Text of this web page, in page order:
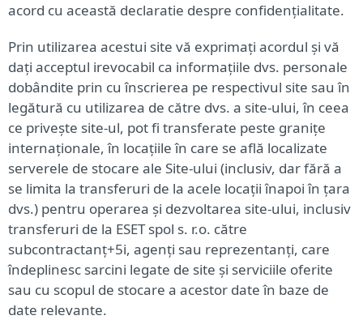
acord cu această declaratie despre confidențialitate.
Prin utilizarea acestui site vă exprimați acordul și vă
dați acceptul irevocabil ca informațiile dvs. personale
dobândite prin cu înscrierea pe respectivul site sau în
legătură cu utilizarea de către dvs. a site-ului, în ceea
ce privește site-ul, pot fi transferate peste granițe
internaționale, în locațiile în care se află localizate
serverele de stocare ale Site-ului (inclusiv, dar fără a
se limita la transferuri de la acele locații înapoi în țara
dvs.) pentru operarea și dezvoltarea site-ului, inclusiv
transferuri de la ESET spol s. r.o. către
subcontractanț+5i, agenți sau reprezentanți, care
îndeplinesc sarcini legate de site și serviciile oferite
sau cu scopul de stocare a acestor date în baze de
date relevante.